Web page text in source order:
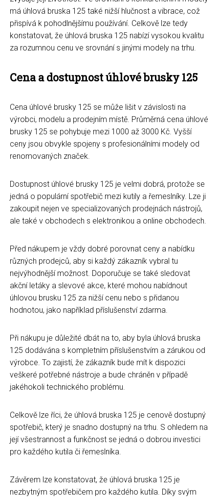
má úhlová bruska 125 také nižší hlučnost a vibrace, což
přispívá k pohodlnějšímu používání. Celkově lze tedy
konstatovat, že úhlová bruska 125 nabízí vysokou kvalitu
za rozumnou cenu ve srovnání s jinými modely na trhu.
Cena a dostupnost úhlové brusky 125
Cena úhlové brusky 125 se může lišit v závislosti na
výrobci, modelu a prodejním místě. Průměrná cena úhlové
brusky 125 se pohybuje mezi 1000 až 3000 Kč. Vyšší
ceny jsou obvykle spojeny s profesionálními modely od
renomovaných značek.
Dostupnost úhlové brusky 125 je velmi dobrá, protože se
jedná o populární spotřebič mezi kutily a řemeslníky. Lze ji
zakoupit nejen ve specializovaných prodejnách nástrojů,
ale také v obchodech s elektronikou a online obchodech.
Před nákupem je vždy dobré porovnat ceny a nabídku
různých prodejců, aby si každý zákazník vybral tu
nejvýhodnější možnost. Doporučuje se také sledovat
akční letáky a slevové akce, které mohou nabídnout
úhlovou brusku 125 za nižší cenu nebo s přidanou
hodnotou, jako například příslušenství zdarma.
Při nákupu je důležité dbát na to, aby byla úhlová bruska
125 dodávána s kompletním příslušenstvím a zárukou od
výrobce. To zajistí, že zákazník bude mít k dispozici
veškeré potřebné nástroje a bude chráněn v případě
jakéhokoli technického problému.
Celkově lze říci, že úhlová bruska 125 je cenově dostupný
spotřebič, který je snadno dostupný na trhu. S ohledem na
její všestrannost a funkčnost se jedná o dobrou investici
pro každého kutila či řemeslníka.
Závěrem lze konstatovat, že úhlová bruska 125 je
nezbytným spotřebičem pro každého kutila. Díky svým